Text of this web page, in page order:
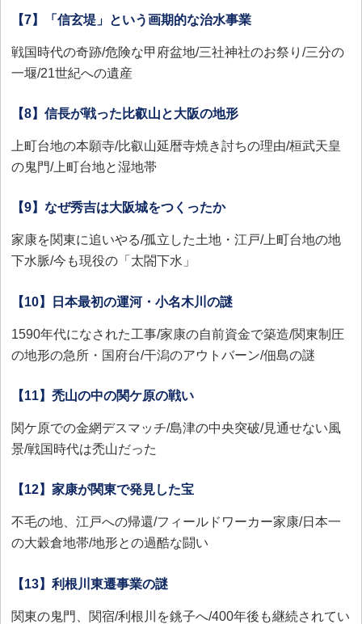
【7】「信玄堤」という画期的な治水事業
戦国時代の奇跡/危険な甲府盆地/三社神社のお祭り/三分の
一堰/21世紀への遺産
【8】信長が戦った比叡山と大阪の地形
上町台地の本願寺/比叡山延暦寺焼き討ちの理由/桓武天皇
の鬼門/上町台地と湿地帯
【9】なぜ秀吉は大阪城をつくったか
家康を関東に追いやる/孤立した土地・江戸/上町台地の地
下水脈/今も現役の「太閤下水」
【10】日本最初の運河・小名木川の謎
1590年代になされた工事/家康の自前資金で築造/関東制圧
の地形の急所・国府台/干潟のアウトバーン/佃島の謎
【11】禿山の中の関ケ原の戦い
関ケ原での金網デスマッチ/島津の中央突破/見通せない風
景/戦国時代は禿山だった
【12】家康が関東で発見した宝
不毛の地、江戸への帰還/フィールドワーカー家康/日本一
の大穀倉地帯/地形との過酷な闘い
【13】利根川東遷事業の謎
関東の鬼門、関宿/利根川を銚子へ/400年後も継続されてい